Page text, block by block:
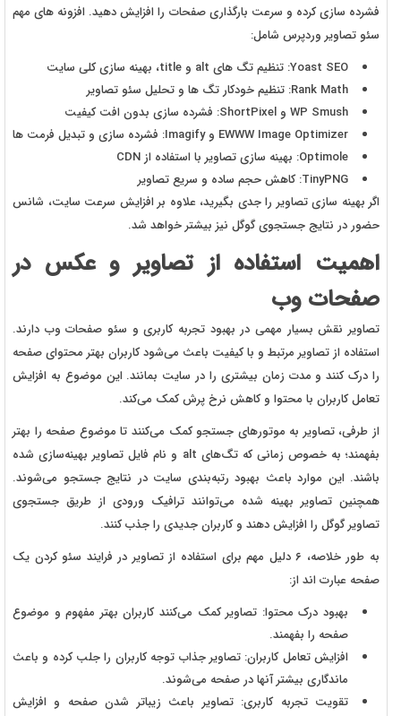
فشرده سازی کرده و سرعت بارگذاری صفحات را افزایش دهید. افزونه های مهم
سئو تصاویر وردپرس شامل:
Yoast SEO: تنظیم تگ های alt و title، بهینه سازی کلی سایت
Rank Math: تنظیم خودکار تگ ها و تحلیل سئو تصاویر
WP Smush و ShortPixel: فشرده سازی بدون افت کیفیت
EWWW Image Optimizer وImagify: فشرده سازی و تبدیل فرمت ها
Optimole: بهینه سازی تصاویر با استفاده از CDN
TinyPNG: کاهش حجم ساده و سریع تصاویر
اگر بهینه سازی تصاویر را جدی بگیرید، علاوه بر افزایش سرعت سایت، شانس
حضور در نتایج جستجوی گوگل نیز بیشتر خواهد شد.
اهمیت استفاده از تصاویر و عکس در
صفحات وب
تصاویر نقش بسیار مهمی در بهبود تجربه کاربری و سئو صفحات وب دارند.
استفاده از تصاویر مرتبط و با کیفیت باعث می‌شود کاربران بهتر محتوای صفحه
را درک کنند و مدت زمان بیشتری را در سایت بمانند. این موضوع به افزایش
تعامل کاربران با محتوا و کاهش نرخ پرش کمک می‌کند.
از طرفی، تصاویر به موتورهای جستجو کمک می‌کنند تا موضوع صفحه را بهتر
بفهمند؛ به خصوص زمانی که تگ‌های alt و نام فایل تصاویر بهینه‌سازی شده
باشند. این موارد باعث بهبود رتبه‌بندی سایت در نتایج جستجو می‌شوند.
همچنین تصاویر بهینه شده می‌توانند ترافیک ورودی از طریق جستجوی
تصاویر گوگل را افزایش دهند و کاربران جدیدی را جذب کنند.
به طور خلاصه، ۶ دلیل مهم برای استفاده از تصاویر در فرایند سئو کردن یک
صفحه عبارت اند از:
بهبود درک محتوا: تصاویر کمک می‌کنند کاربران بهتر مفهوم و موضوع
صفحه را بفهمند.
افزایش تعامل کاربران: تصاویر جذاب توجه کاربران را جلب کرده و باعث
ماندگاری بیشتر آنها در صفحه می‌شوند.
تقویت تجربه کاربری: تصاویر باعث زیباتر شدن صفحه و افزایش